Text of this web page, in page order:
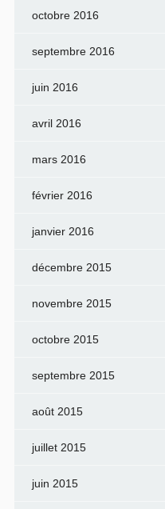
octobre 2016
septembre 2016
juin 2016
avril 2016
mars 2016
février 2016
janvier 2016
décembre 2015
novembre 2015
octobre 2015
septembre 2015
août 2015
juillet 2015
juin 2015